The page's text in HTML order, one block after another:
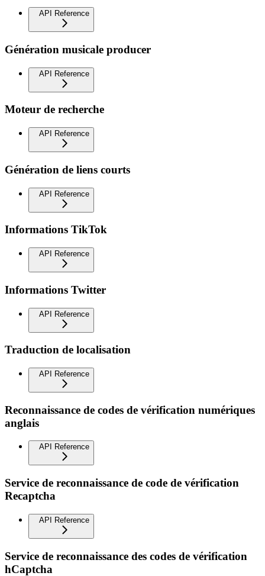
API Reference
Génération musicale producer
API Reference
Moteur de recherche
API Reference
Génération de liens courts
API Reference
Informations TikTok
API Reference
Informations Twitter
API Reference
Traduction de localisation
API Reference
Reconnaissance de codes de vérification numériques
anglais
API Reference
Service de reconnaissance de code de vérification
Recaptcha
API Reference
Service de reconnaissance des codes de vérification
hCaptcha